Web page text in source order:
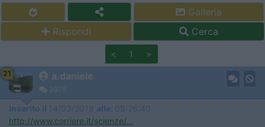
Galleria
Rispondi
Cerca
< 1 >
21 a.daniele
3975
Inserito il 14/03/2018 alle: 09:26:40
http://www.corriere.it/scienze/...